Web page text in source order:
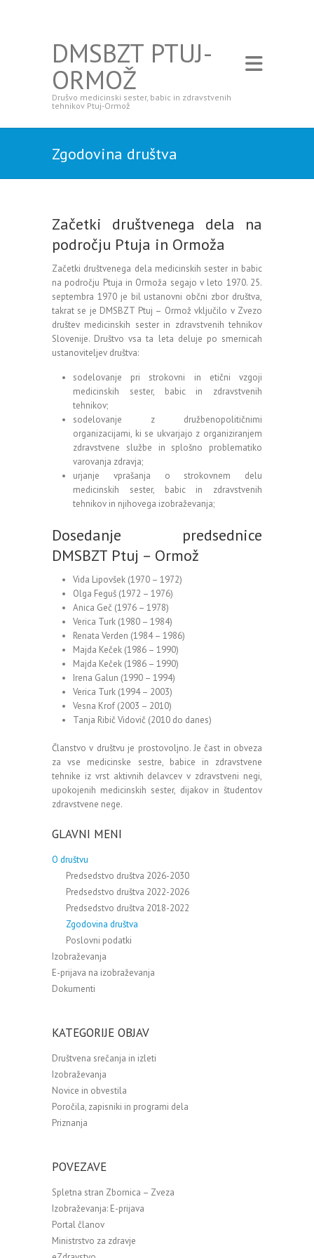
DMSBZT PTUJ-
ORMOŽ
Drušvo medicinski sester, babic in zdravstvenih
tehnikov Ptuj-Ormož
Zgodovina društva
Začetki društvenega dela na
področju Ptuja in Ormoža
Začetki društvenega dela medicinskih sester in babic
na področju Ptuja in Ormoža segajo v leto 1970. 25.
septembra 1970 je bil ustanovni občni zbor društva,
takrat se je DMSBZT Ptuj – Ormož vključilo v Zvezo
društev medicinskih sester in zdravstvenih tehnikov
Slovenije. Društvo vsa ta leta deluje po smernicah
ustanoviteljev društva:
sodelovanje pri strokovni in etični vzgoji
medicinskih sester, babic in zdravstvenih
tehnikov;
sodelovanje z družbenopolitičnimi
organizacijami, ki se ukvarjajo z organiziranjem
zdravstvene službe in splošno problematiko
varovanja zdravja;
urjanje vprašanja o strokovnem delu
medicinskih sester, babic in zdravstvenih
tehnikov in njihovega izobraževanja;
Dosedanje predsednice
DMSBZT Ptuj – Ormož
Vida Lipovšek (1970 – 1972)
Olga Feguš (1972 – 1976)
Anica Geč (1976 – 1978)
Verica Turk (1980 – 1984)
Renata Verden (1984 – 1986)
Majda Keček (1986 – 1990)
Majda Keček (1986 – 1990)
Irena Galun (1990 – 1994)
Verica Turk (1994 – 2003)
Vesna Krof (2003 – 2010)
Tanja Ribič Vidovič (2010 do danes)
Članstvo v društvu je prostovoljno. Je čast in obveza
za vse medicinske sestre, babice in zdravstvene
tehnike iz vrst aktivnih delavcev v zdravstveni negi,
upokojenih medicinskih sester, dijakov in študentov
zdravstvene nege.
GLAVNI MENI
O društvu
Predsedstvo društva 2026-2030
Predsedstvo društva 2022-2026
Predsedstvo društva 2018-2022
Zgodovina društva
Poslovni podatki
Izobraževanja
E-prijava na izobraževanja
Dokumenti
KATEGORIJE OBJAV
Društvena srečanja in izleti
Izobraževanja
Novice in obvestila
Poročila, zapisniki in programi dela
Priznanja
POVEZAVE
Spletna stran Zbornica – Zveza
Izobraževanja: E-prijava
Portal članov
Ministrstvo za zdravje